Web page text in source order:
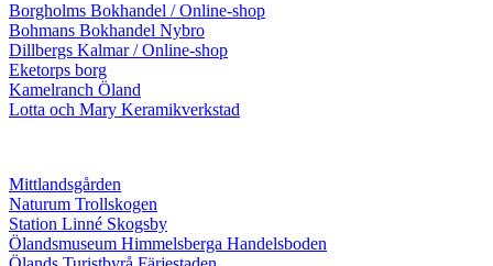
Borgholms Bokhandel / Online-shop
Bohmans Bokhandel Nybro
Dillbergs Kalmar / Online-shop
Eketorps borg
Kamelranch Öland
Lotta och Mary Keramikverkstad
Mittlandsgården
Naturum Trollskogen
Station Linné Skogsby
Ölandsmuseum Himmelsberga Handelsboden